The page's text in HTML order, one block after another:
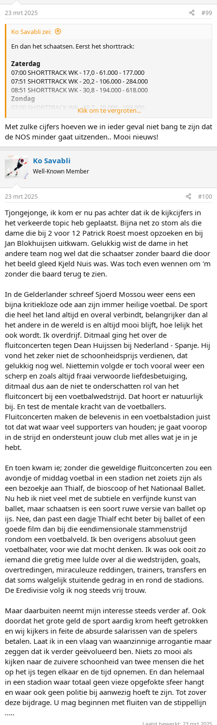
s
:
23 mrt 2025 #99
Ko Savabli zei:
En dan het schaatsen. Eerst het shorttrack:
Zaterdag
07:00 SHORTTRACK WK - 17,0 - 61.000 - 177.000
07:51 SHORTTRACK WK - 20,2 - 106.000 - 284.000
08:51 SHORTTRACK WK - 30,8 - 194.000 - 618.000
Zondag
07:00 SHORTTRACK WK - 10,7 - 25.000 - 103.000
07:34 SHORTTRACK WK - 23,3 - 120.000 - 335.000
08:47 SHORTTRACK WK - 26,9 - 239.000 - 777.000
Zeer matig. Dat krijg je dus als je zo vroeg in de ochtend zit. Al halen
En dan die saaie ouwe langebaan:
Donderdag
17:45 SCHAATSEN WK AFSTANDEN - 22,3 - 832.000 - 2.211.000
19:50 SCHAATSEN WK AFSTANDEN - 13,9 - 717.000 - 1.868.000
Vrijdag
18:37 SCHAATSEN WK AFSTANDEN - 28,0 - 1.091.000 - 1.993.000
19:50 SCHAATSEN WK AFSTANDEN - 19,5 - 1.108.000 - 2.204.000
Zaterdag
13:40 SCHAATSEN WK AFSTANDEN - 60,4 - 879.000 - 1.871.000
16:47 SCHAATSEN WK AFSTANDEN - 44,5 - 843.000 - 1.177.000
Zondag
11:45 SCHAATSEN WK AFSTANDEN - 50,1 - 855.000 - 1.833.000
14:46 SCHAATSEN WK AFSTANDEN - 38,3 - 782.000 - 1.416.000
De avonden scoorden in de totalen beter dan de middagen. Op zich
niet zo vreemd. We zien dat de 5km en Team Sprints op donderdag
op NPO3 minder bekeken werd dan dan 3km op NPO1, terwijl er na
de TP op vrijdag op NPO1 juist meer mensen naar NPO3
overschakelde voor de 500 meters. Ook vrij logisch, denk ik.
Kijkende naar de verschillen tussen de gemiddelden en totalen valt
op dat de Massa Start voor mannen op zaterdag veruit het
slechtste scoort. De Massa Start voor vrouwen zit in hetzelfde
tijdblok als de ontknoping van de 10km dus daar valt geen
vergelijking mee te maken. Wel valt op dat het blok met de finale
van de 10km en Massa Start dames duidelijk minder scoorde dan de
1500 meters en de eerste 3 ritten op de 10km. Wellicht dat de Massa
Start dames daar een negatieve invloed heeft gehad. Of zapten
mensen weg toen bleek dat er geen Nederlander ging winnen?
Meestal scoort de 10km op zondag bij een allround toernooi niet
lager dan de 1500 meters.
Ik vroeg me vooraf nog af of de sensationele zege van Joep
week eerder wellicht ook tot een veel hoger (inclusief uitgesteld
kijken) totaal cijfer zou leiden, maar dat is niet meteen duidelijk te
zien. Het marktaandeel van 60,4 procent op de zaterdagmiddag is
overigens wel indrukwekkend. En ook met dat marktaandeel van 50
procent tussen twaalf en drie op de zondagmiddag zullen ze bij de
NPO blij zijn. Schat ik zo in.
Klik om te vergroten...
Met zulke cijfers hoeven we in ieder geval niet bang te zijn dat
de NOS minder gaat uitzenden.. Mooi nieuws!
Ko Savabli
Well-Known Member
23 mrt 2025 #100
Tjongejonge, ik kom er nu pas achter dat ik de kijkcijfers in
het verkeerde topic heb geplaatst. Bijna net zo stom als die
dame die bij 2 voor 12 Patrick Roest moest opzoeken en bij
Jan Blokhuijsen uitkwam. Gelukkig wist de dame in het
andere team nog wel dat die schaatser zonder baard die door
het beeld gleed Kjeld Nuis was. Was toch even wennen om 'm
zonder die baard terug te zien.
In de Gelderlander schreef Sjoerd Mossou weer eens een
bijna kritiekloze ode aan zijn immer heilige voetbal. De sport
die heel het land altijd en overal verbindt, belangrijker dan al
het andere in de wereld is en altijd mooi blijft, hoe lelijk het
ook wordt. Ik overdrijf. Ditmaal ging het over de
fluitconcerten tegen Dean Huijssen bij Nederland - Spanje. Hij
vond het zeker niet de schoonheidsprijs verdienen, dat
gelukkig nog wel. Niettemin volgde er toch vooral weer een
scherp en zoals altijd fraai verwoorde liefdesbetuiging,
ditmaal dus aan de niet te onderschatten rol van het
fluitconcert bij een voetbalwedstrijd. Dat hoort er natuurlijk
bij. En test de mentale kracht van de voetballers.
Fluitconcerten maken de belevenis in een voetbalstadion juist
tot dat wat waar veel supporters van houden; je gaat voorop
in de strijd en ondersteunt jouw club met alles wat je in je
hebt.
En toen kwam ie; zonder die geweldige fluitconcerten zou een
avondje of middag voetbal in een stadion net zoiets zijn als
een bezoekje aan Thialf, de bioscoop of het Nationaal Ballet.
Nu heb ik niet veel met de subtiele en verfijnde kunst van
ballet, maar schaatsen is een soort ruwe versie van ballet op
ijs. Nee, dan past een dagje Thialf echt beter bij ballet of een
goede film dan bij die eendimensionale stammenstrijd
rondom een voetbalveld. Ik ben overigens absoluut geen
voetbalhater, voor wie dat mocht denken. Ik was ook ooit zo
iemand die gretig mee lulde over al die wedstrijden, goals,
overtredingen, miraculeuze reddingen, trainers, transfers en
dat soms walgelijk stuitende gedrag in en rond de stadions.
De Eredivisie volg ik nog steeds vrij trouw.
Maar daarbuiten neemt mijn interesse steeds verder af. Ook
doordat het grote geld de sport aardig krom heeft getrokken
en wij kijkers in feite de absurde salarissen van de spelers
betalen. Laat ik in een vlaag van waanzinnige arrogantie maar
zeggen dat ik verder geëvolueerd ben. Niets zo mooi als
kijken naar de zuivere schoonheid van twee mensen die het
op het ijs tegen elkaar en de tijd opnemen. En dan helemaal
in een stadion waar totaal geen vieze opgefokte sfeer hangt
en waar ook geen politie bij aanwezig hoeft te zijn. Tot zover
deze bijdrage. U mag beginnen met fluiten van de stippellijn
.....